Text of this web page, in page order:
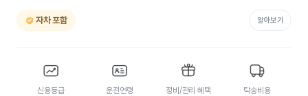
자차 포함 알아보기
신용등급 운전연령 정비/관리 혜택 탁송비용